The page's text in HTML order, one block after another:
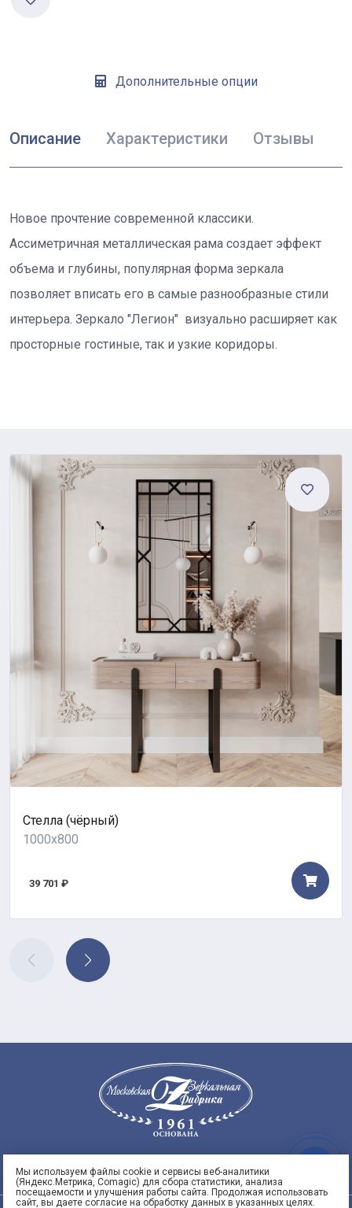
8
53
Дополнительные опции
Описание Характеристики Отзывы
Новое прочтение современной классики.
Ассиметричная металлическая рама создает эффект
объема и глубины, популярная форма зеркала
позволяет вписать его в самые разнообразные стили
интерьера. Зеркало "Легион" визуально расширяет как
просторные гостиные, так и узкие коридоры.
Стелла (чёрный)
1000x800
39 701 ₽
Мы используем файлы cookie и сервисы веб-аналитики
(Яндекс.Метрика, Comagic) для сбора статистики, анализа
посещаемости и улучшения работы сайта. Продолжая использовать
сайт, вы даете согласие на обработку данных в указанных целях.
Заказать